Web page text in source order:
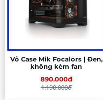
Vỏ Case Mik Focalors | Đen,
không kèm fan
890.000đ
1.190.000đ